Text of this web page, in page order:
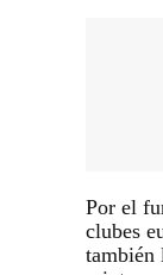
Por el
clubes
también